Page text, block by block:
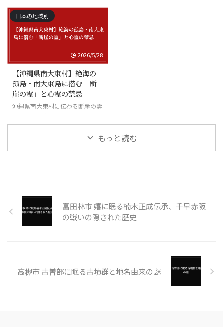
日本の地域別
2026/5/28
【沖縄県南大東村】絶海の
孤島・南大東島に潜む「断
崖の霊」と心霊の禁忌
沖縄県南大東村に伝わる断崖の霊
もっと読む
富田林市 嬉に眠る楠木正成伝承、千早赤阪
の戦いの隠された歴史
高槻市 古曽部に眠る古墳群と地名由来の謎